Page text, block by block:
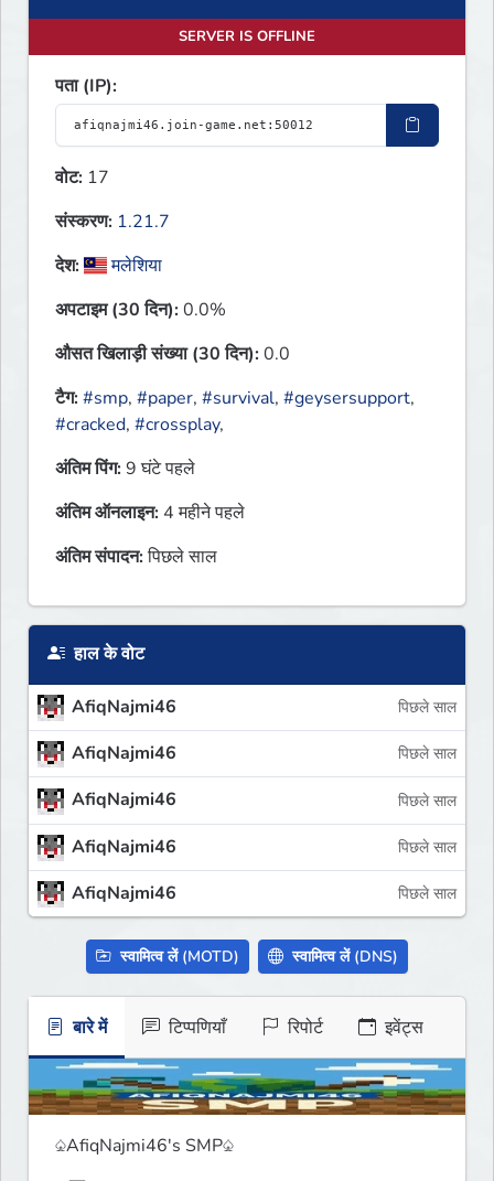
SERVER IS OFFLINE
पता (IP):
वोट: 17
संस्करण: 1.21.7
देश:
मलेशिया
अपटाइम (30 दिन):0.0%
औसत खिलाड़ी संख्या (30 दिन):0.0
टैग:#smp, #paper, #survival, #geysersupport,
#cracked, #crossplay,
अंतिम पिंग:9 घंटे पहले
अंतिम ऑनलाइन: 4 महीने पहले
अंतिम संपादन:पिछले साल
हाल के वोट
AfiqNajmi46 पिछले साल
AfiqNajmi46 पिछले साल
AfiqNajmi46 पिछले साल
AfiqNajmi46 पिछले साल
AfiqNajmi46 पिछले साल
स्वामित्व लें (MOTD) स्वामित्व लें (DNS)
बारे में टिप्पणियाँ रिपोर्ट इवेंट्स
♤AfiqNajmi46's SMP♤